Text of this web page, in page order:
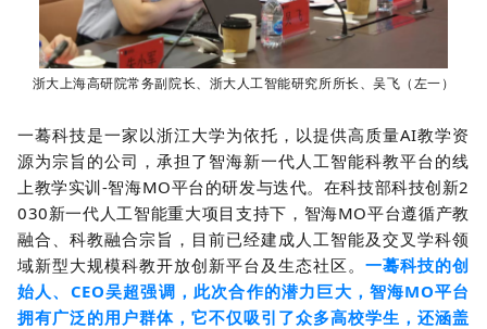
浙大上海高研院常务副院长、浙大人工智能研究所所长、吴飞（左一）
一蓦科技是一家以浙江大学为依托，以提供高质量AI教学资
源为宗旨的公司，承担了智海新一代人工智能科教平台的线
上教学实训-智海MO平台的研发与迭代。在科技部科技创新2
030新一代人工智能重大项目支持下，智海MO平台遵循产教
融合、科教融合宗旨，目前已经建成人工智能及交叉学科领
域新型大规模科教开放创新平台及生态社区。一蓦科技的创
始人、CEO吴超强调，此次合作的潜力巨大，智海MO平台
拥有广泛的用户群体，它不仅吸引了众多高校学生，还涵盖